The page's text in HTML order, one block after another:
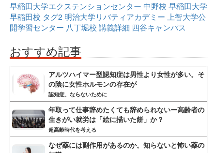
早稲田大学エクステンションセンター 中野校 早稲田大学
早稲田校 タグ2 明治大学リバティアカデミー 上智大学公
開学習センター 八丁堀校 講義詳細 四谷キャンパス
おすすめ記事
アルツハイマー型認知症は男性より女性が多い。そ
の陰に女性ホルモンの存在が
認知症、ならないために
年取って仕事辞めたくても辞められないー高齢者の
生きがい就労は「絵に描いた餅」か？
超高齢時代を考える
なぜ薬には副作用があるのか。知らないと怖い薬の